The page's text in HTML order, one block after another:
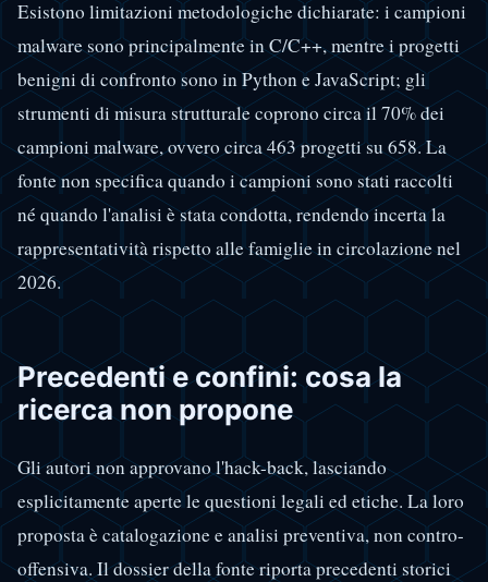
Esistono limitazioni metodologiche dichiarate: i campioni
malware sono principalmente in C/C++, mentre i progetti
benigni di confronto sono in Python e JavaScript; gli
strumenti di misura strutturale coprono circa il 70% dei
campioni malware, ovvero circa 463 progetti su 658. La
fonte non specifica quando i campioni sono stati raccolti
né quando l'analisi è stata condotta, rendendo incerta la
rappresentatività rispetto alle famiglie in circolazione nel
2026.
Precedenti e confini: cosa la
ricerca non propone
Gli autori non approvano l'hack-back, lasciando
esplicitamente aperte le questioni legali ed etiche. La loro
proposta è catalogazione e analisi preventiva, non contro-
offensiva. Il dossier della fonte riporta precedenti storici